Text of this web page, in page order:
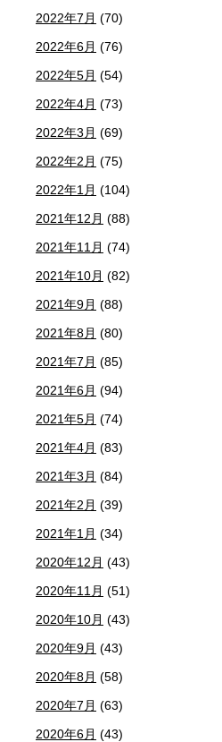
2022年7月 (70)
2022年6月 (76)
2022年5月 (54)
2022年4月 (73)
2022年3月 (69)
2022年2月 (75)
2022年1月 (104)
2021年12月 (88)
2021年11月 (74)
2021年10月 (82)
2021年9月 (88)
2021年8月 (80)
2021年7月 (85)
2021年6月 (94)
2021年5月 (74)
2021年4月 (83)
2021年3月 (84)
2021年2月 (39)
2021年1月 (34)
2020年12月 (43)
2020年11月 (51)
2020年10月 (43)
2020年9月 (43)
2020年8月 (58)
2020年7月 (63)
2020年6月 (43)